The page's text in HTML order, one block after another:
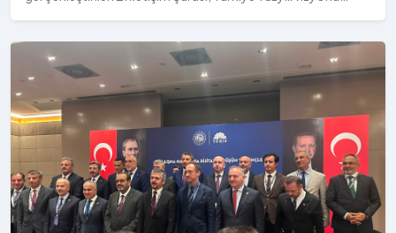
ortaya koymak amacıyla düzenlendi. Açılış oturumu
Cumhurbaşkanımız Sayın Recep Tayyip Erdoğan’ın
teşrifleriyle Ankara ATO Congresium’da yapıldı.